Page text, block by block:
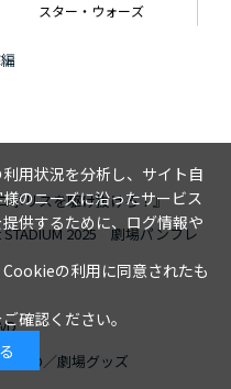
スター・ウォーズ
ポリスを駆け抜けろ！』
STADIUM 2025 劇場パンフレ
DVD／劇場グッズ
用状況を分析し、サイト自
のニーズに沿ったサービス
供するために、ログ情報や
の利用に同意されたも
確認ください。